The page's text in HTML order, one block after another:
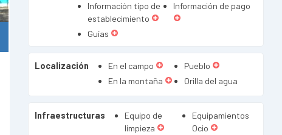
Información tipo de
establecimiento
Información de pago
Guías
Localización En el campo
Pueblo
En la montaña
Orilla del agua
Infraestructuras
Equipo de
limpieza
Equipamientos
Ocio